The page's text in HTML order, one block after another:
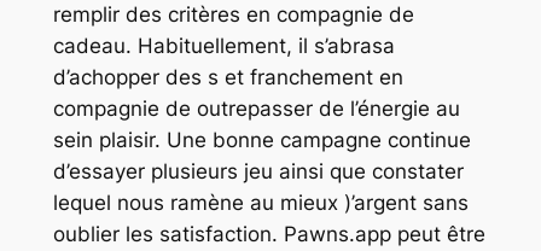
remplir des critères en compagnie de
cadeau. Habituellement, il s’abrasa
d’achopper des s et franchement en
compagnie de outrepasser de l’énergie au
sein plaisir. Une bonne campagne continue
d’essayer plusieurs jeu ainsi que constater
lequel nous ramène au mieux )’argent sans
oublier les satisfaction. Pawns.app peut être